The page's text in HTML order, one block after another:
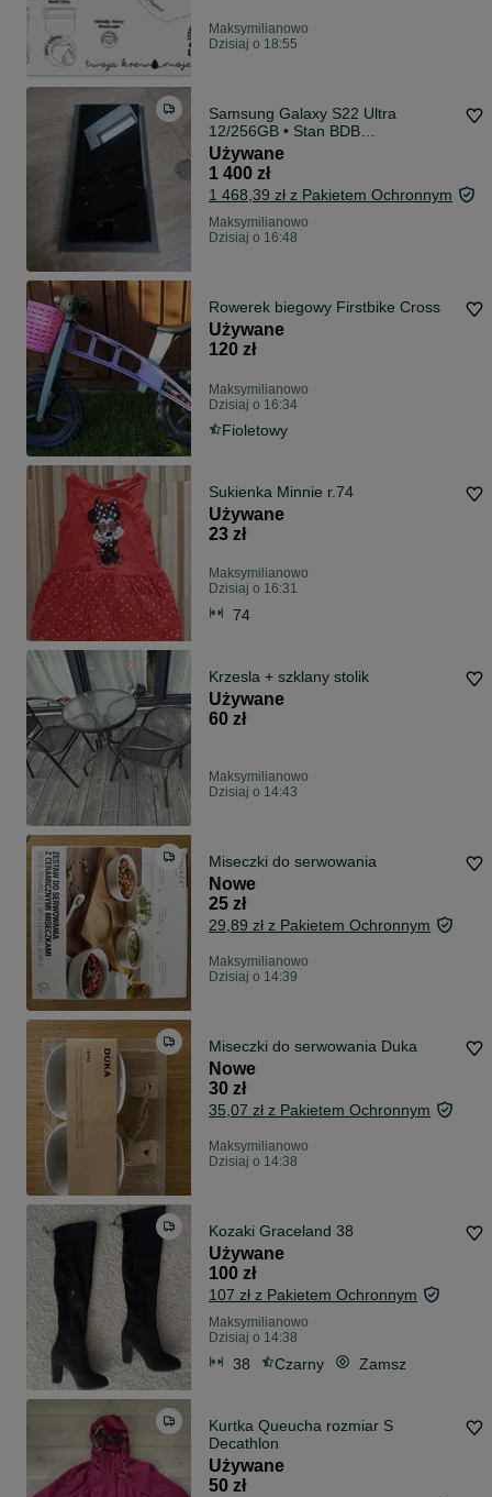
Maksymilianowo
Dzisiaj o 18:55
Samsung Galaxy S22 Ultra
12/256GB • Stan BDB
ŁADOWARKA INDUKCYJNA
GRATIS
Używane
1 400 zł
1 468,39 zł z Pakietem Ochronnym
Maksymilianowo
Dzisiaj o 16:48
Rowerek biegowy Firstbike Cross
Używane
120 zł
Maksymilianowo
Dzisiaj o 16:34
Fioletowy
Sukienka Minnie r.74
Używane
23 zł
Maksymilianowo
Dzisiaj o 16:31
74
Krzesla + szklany stolik
Używane
60 zł
Maksymilianowo
Dzisiaj o 14:43
Miseczki do serwowania
Nowe
25 zł
29,89 zł z Pakietem Ochronnym
Maksymilianowo
Dzisiaj o 14:39
Miseczki do serwowania Duka
Nowe
30 zł
35,07 zł z Pakietem Ochronnym
Maksymilianowo
Dzisiaj o 14:38
Kozaki Graceland 38
Używane
100 zł
107 zł z Pakietem Ochronnym
Maksymilianowo
Dzisiaj o 14:38
38 Czarny Zamsz
Kurtka Queucha rozmiar S
Decathlon
Używane
50 zł